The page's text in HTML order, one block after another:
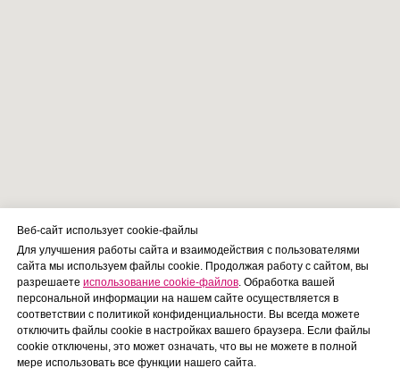
Веб-сайт использует cookie-файлы
Для улучшения работы сайта и взаимодействия с пользователями
сайта мы используем файлы cookie. Продолжая работу с сайтом, вы
разрешаете использование cookie-файлов. Обработка вашей
персональной информации на нашем сайте осуществляется в
соответствии с политикой конфиденциальности. Вы всегда можете
отключить файлы cookie в настройках вашего браузера. Если файлы
cookie отключены, это может означать, что вы не можете в полной
мере использовать все функции нашего сайта.